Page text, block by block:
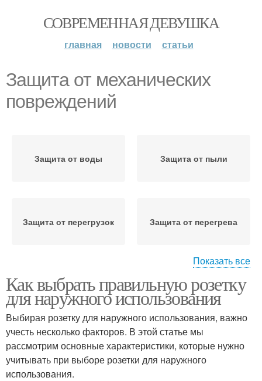
СОВРЕМЕННАЯ ДЕВУШКА
главная новости статьи
Защита от механических
повреждений
Защита от воды Защита от пыли
Защита от перегрузок Защита от перегрева
Защита от короткого
замыкания
электрического удара
Защита от вторжения Защита от взлома
Показать все
Как выбрать правильную розетку
для наружного использования
Выбирая розетку для наружного использования, важно
учесть несколько факторов. В этой статье мы
рассмотрим основные характеристики, которые нужно
учитывать при выборе розетки для наружного
использования.